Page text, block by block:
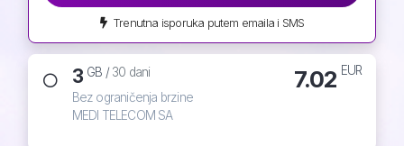
Trenutna isporuka putem emaila i SMS
3 GB /30 dani
Bez ograničenja brzine
MEDI TELECOM SA
7.02 EUR